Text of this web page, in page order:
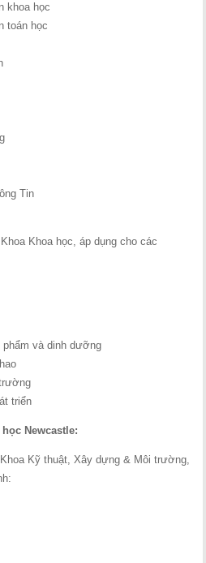
khoa học
toán học
Tin
Khoa học, áp dụng cho các
và dinh dưỡng
triển
Newcastle:
Kỹ thuật, Xây dựng & Môi trường,